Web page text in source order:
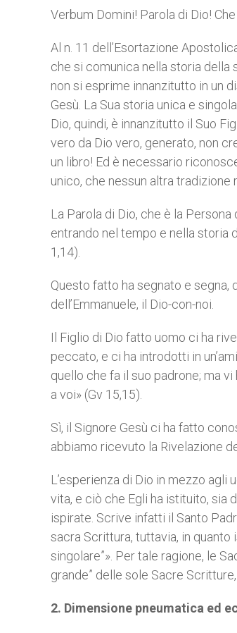
Verbum Domini! Parola di Dio!
Al n. 11 dell’Esortazione
che si comunica nella storia della
non si esprime innanzitutto in un
Gesù. La Sua storia unica e
Dio, quindi, è innanzitutto il Suo
vero da Dio vero, generato, non
un libro! Ed è necessario
unico, che nessun altra tradizione
La Parola di Dio, che è la
entrando nel tempo e nella storia
1,14).
Questo fatto ha segnato e segna,
dell’Emmanuele, il Dio-con-noi.
Il Figlio di Dio fatto uomo ci ha
peccato, e ci ha introdotti in
quello che fa il suo padrone; ma
a voi» (Gv 15,15).
Sì, il Signore Gesù ci ha fatto
abbiamo ricevuto la Rivelazione
L’esperienza di Dio in mezzo agli
vita, e ciò che Egli ha istituito, sia
ispirate. Scrive infatti il Santo
sacra Scrittura, tuttavia, in quanto
singolare”». Per tale ragione, le
grande” delle sole Sacre
2. Dimensione pneumatica ed